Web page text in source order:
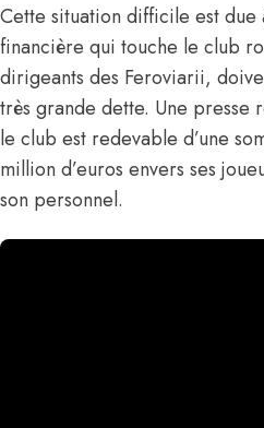
Cette situation difficile est due
financière qui touche le club
dirigeants des Feroviarii,
très grande dette. Une presse
le club est redevable d’une
million d’euros envers ses
son personnel.